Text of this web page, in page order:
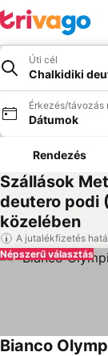
Úti cél
Chalkidiki
Érkezés/távozás
Dátumok
Rendezés
Szállások
deutero podi
közelében
A jutalékfizetés
Népszerű választás